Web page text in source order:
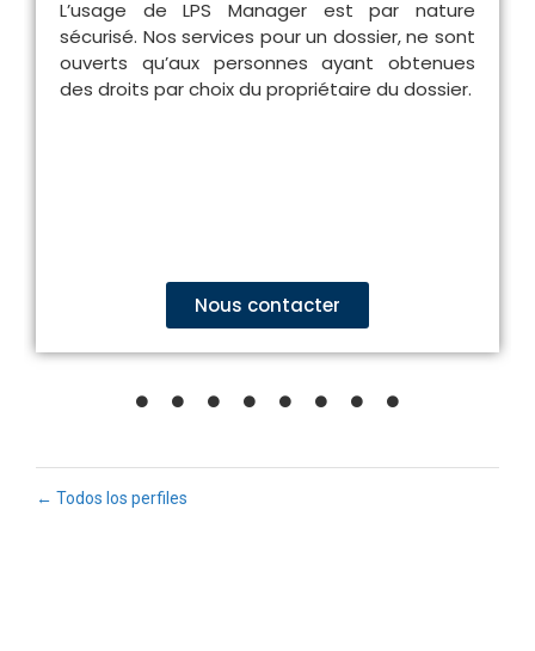
L’usage de LPS Manager est par nature
sécurisé. Nos services pour un dossier, ne sont
ouverts qu’aux personnes ayant obtenues
des droits par choix du propriétaire du dossier.
Nous contacter
← Todos los perfiles